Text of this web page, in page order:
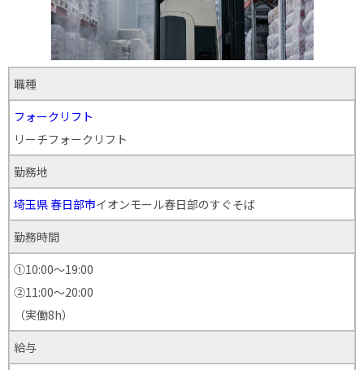
職種
フォークリフト
リーチフォークリフト
勤務地
埼玉県 春日部市イオンモール春日部のすぐそば
勤務時間
①10:00～19:00
②11:00～20:00
（実働8h）
給与